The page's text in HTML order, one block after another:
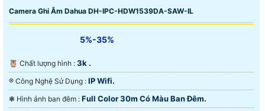
Camera Ghi Âm Dahua DH-IPC-HDW1539DA-SAW-IL
5%-35%
🦉 Chất lượng hình : 3k .
®️ Công Nghệ Sử Dụng : IP Wifi.
❃ Hình ảnh ban đêm : Full Color 30m Có Màu Ban Ðêm.